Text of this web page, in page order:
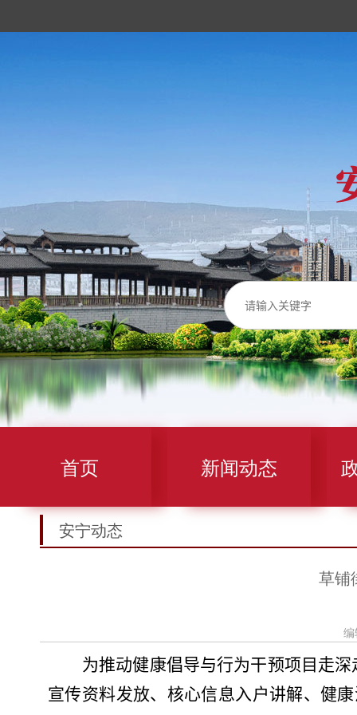
首页 新闻动态
安宁动态
草铺
为推动健康倡导与行为干预项目走
宣传资料发放、核心信息入户讲解、健